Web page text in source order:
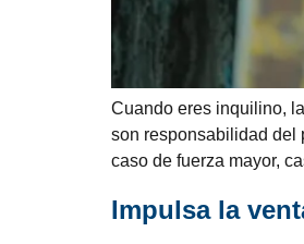
Cuando eres inquilino,
son responsabilidad del
caso de fuerza mayor,
Impulsa la